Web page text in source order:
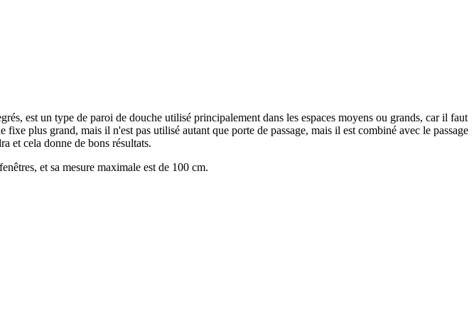
est un type de paroi de douche utilisé principalement dans les espaces moyens ou grands, car il faut
plus grand, mais il n'est pas utilisé autant que porte de passage, mais il est combiné avec le passage
et cela donne de bons résultats.
et sa mesure maximale est de 100 cm.